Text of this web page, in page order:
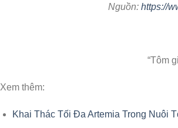
Nguồn: https://
“Tôm
Xem thêm:
Khai Thác Tối Đa Artemia Trong Nuôi